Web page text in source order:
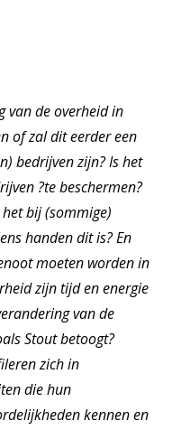
van de overheid in
of zal dit eerder een
bedrijven zijn? Is het
?te beschermen?
bij (sommige)
handen dit is? En
moeten worden in
zijn tijd en energie
van de
Stout betoogt?
zich in
die hun
kennen en